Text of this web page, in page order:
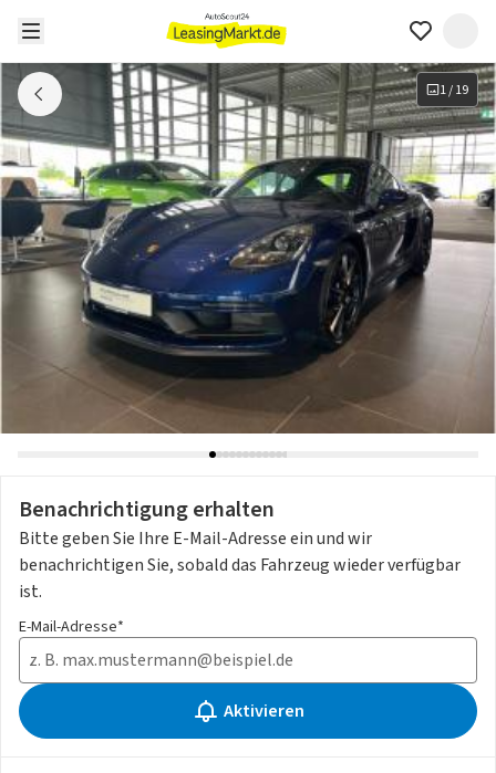
1/19
Benachrichtigung erhalten
Bitte geben Sie Ihre E-Mail-Adresse ein und wir
benachrichtigen Sie, sobald das Fahrzeug wieder verfügbar
ist.
E-Mail-Adresse*
Aktivieren